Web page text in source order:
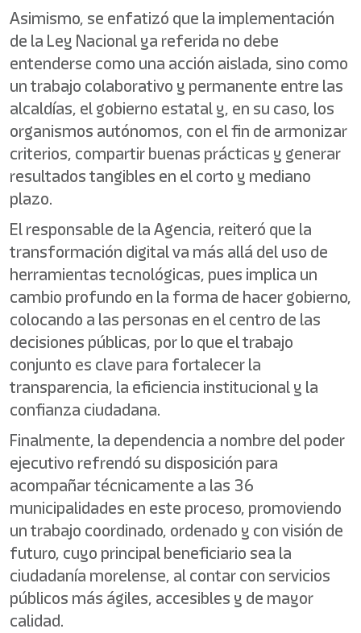
Asimismo, se enfatizó que la implementación
de la Ley Nacional ya referida no debe
entenderse como una acción aislada, sino como
un trabajo colaborativo y permanente entre las
alcaldías, el gobierno estatal y, en su caso, los
organismos autónomos, con el fin de armonizar
criterios, compartir buenas prácticas y generar
resultados tangibles en el corto y mediano
plazo.
El responsable de la Agencia, reiteró que la
transformación digital va más allá del uso de
herramientas tecnológicas, pues implica un
cambio profundo en la forma de hacer gobierno,
colocando a las personas en el centro de las
decisiones públicas, por lo que el trabajo
conjunto es clave para fortalecer la
transparencia, la eficiencia institucional y la
confianza ciudadana.
Finalmente, la dependencia a nombre del poder
ejecutivo refrendó su disposición para
acompañar técnicamente a las 36
municipalidades en este proceso, promoviendo
un trabajo coordinado, ordenado y con visión de
futuro, cuyo principal beneficiario sea la
ciudadanía morelense, al contar con servicios
públicos más ágiles, accesibles y de mayor
calidad.